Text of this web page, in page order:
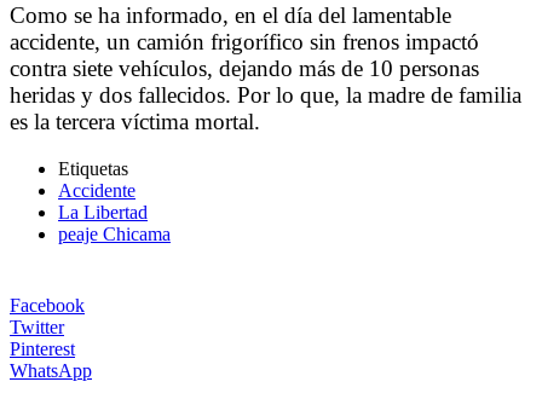
Como se ha informado, en el día del lamentable
accidente, un camión frigorífico sin frenos impactó
contra siete vehículos, dejando más de 10 personas
heridas y dos fallecidos. Por lo que, la madre de familia
es la tercera víctima mortal.
Etiquetas
Accidente
La Libertad
peaje Chicama
Facebook
Twitter
Pinterest
WhatsApp